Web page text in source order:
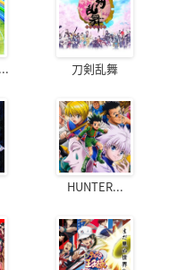
刀剣乱舞
HUNTER...